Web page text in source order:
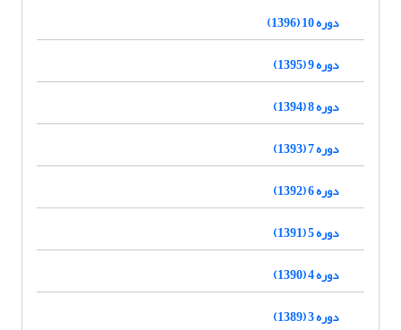
دوره 10 (1396)
دوره 9 (1395)
دوره 8 (1394)
دوره 7 (1393)
دوره 6 (1392)
دوره 5 (1391)
دوره 4 (1390)
دوره 3 (1389)